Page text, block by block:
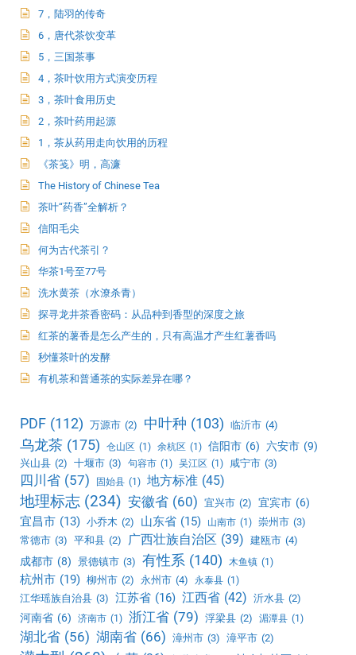
7，陆羽的传奇
6，唐代茶饮变革
5，三国茶事
4，茶叶饮用方式演变历程
3，茶叶食用历史
2，茶叶药用起源
1，茶从药用走向饮用的历程
《茶笺》明，高濂
The History of Chinese Tea
茶叶“药香”全解析？
信阳毛尖
何为古代茶引？
华茶1号至77号
洗水黄茶（水潦杀青）
探寻龙井茶香密码：从品种到香型的深度之旅
红茶的薯香是怎么产生的，只有高温才产生红薯香吗
秒懂茶叶的发酵
有机茶和普通茶的实际差异在哪？
PDF (112) 万源市 (2) 中叶种 (103) 临沂市 (4)
乌龙茶 (175) 仓山区 (1) 余杭区 (1) 信阳市 (6) 六安市 (9)
兴山县 (2) 十堰市 (3) 句容市 (1) 吴江区 (1) 咸宁市 (3)
四川省 (57) 固始县 (1) 地方标准 (45)
地理标志 (234) 安徽省 (60) 宜兴市 (2) 宜宾市 (6)
宜昌市 (13) 小乔木 (2) 山东省 (15) 山南市 (1) 崇州市 (3)
常德市 (3) 平和县 (2) 广西壮族自治区 (39) 建瓯市 (4)
成都市 (8) 景德镇市 (3) 有性系 (140) 木鱼镇 (1)
杭州市 (19) 柳州市 (2) 永州市 (4) 永泰县 (1)
江华瑶族自治县 (3) 江苏省 (16) 江西省 (42) 沂水县 (2)
河南省 (6) 济南市 (1) 浙江省 (79) 浮梁县 (2) 湄潭县 (1)
湖北省 (56) 湖南省 (66) 漳州市 (3) 漳平市 (2)